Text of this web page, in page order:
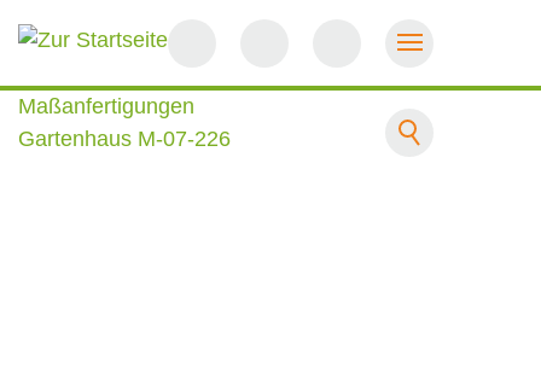
Maßanfertigungen
Gartenhaus M-07-226